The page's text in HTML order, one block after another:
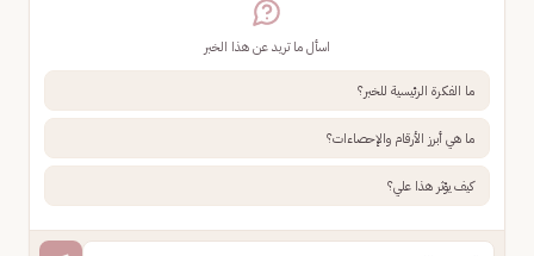
اسأل ما تريد عن هذا الخبر
ما الفكرة الرئيسية للخبر؟
ما هي أبرز الأرقام والإحصاءات؟
كيف يؤثر هذا علي؟